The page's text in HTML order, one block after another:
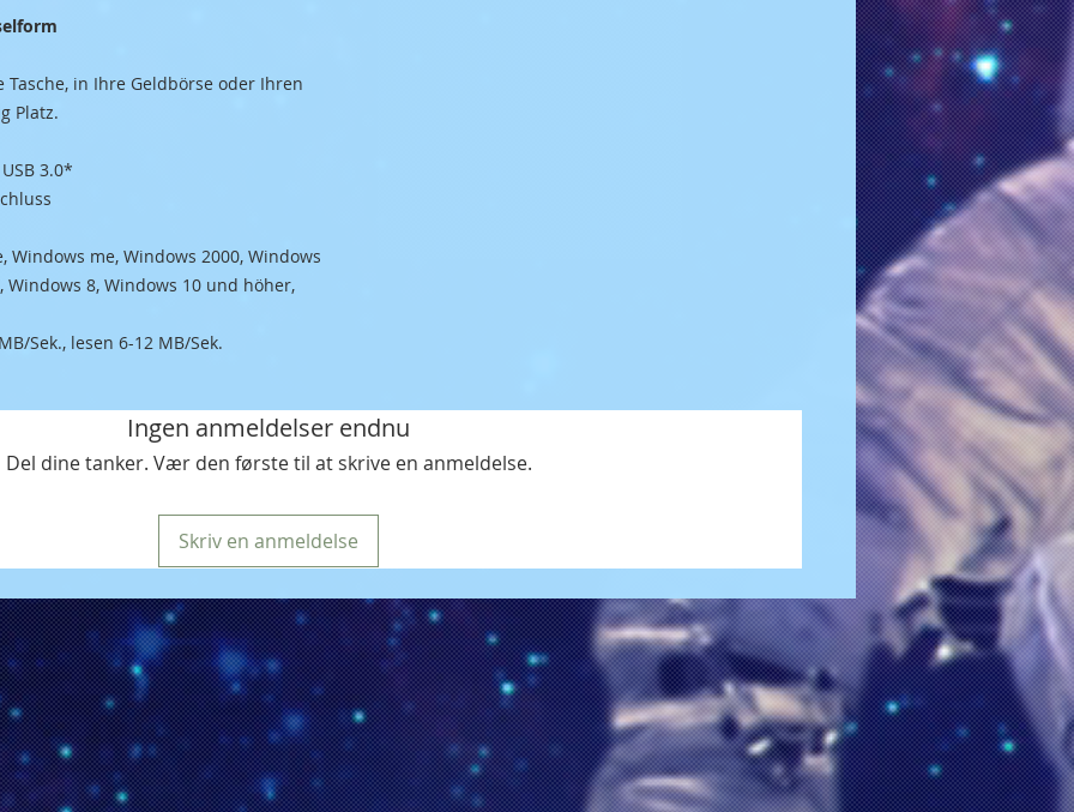
in Schlüsselform
in Ihre Geldbörse oder Ihren
Platz.
3.0*
Windows me, Windows 2000, Windows
Windows 8, Windows 10 und höher,
Sek., lesen 6-12 MB/Sek.
Ingen anmeldelser endnu
Del dine tanker. Vær den første til at skrive en anmeldelse.
Skriv en anmeldelse